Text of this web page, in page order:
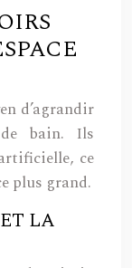
d’agrandir
de bain. Ils
ce
plus grand.
LA